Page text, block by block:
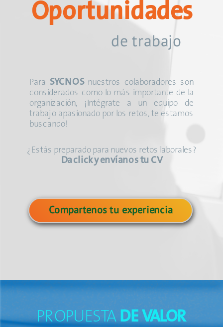
Oportunidades
de trabajo
Para SYCNOSnuestros colaboradores son
considerados como lo más importante de la
organización, ¡Intégrate a un equipo de
trabajo apasionado por los retos, te estamos
buscando!
¿Estás preparado para nuevos retos laborales?
Da click y envíanos tu CV
Compartenos tu experiencia
PROPUESTADE VALOR